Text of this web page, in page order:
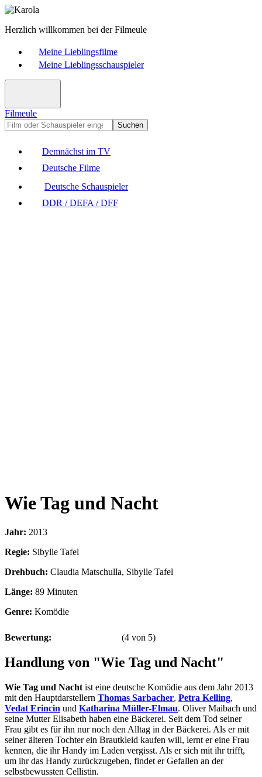
Herzlich willkommen bei der Filmeule
Meine Lieblingsfilme
Meine Lieblingsschauspieler
Filmeule
Suchen
Demnächst im TV
Deutsche Filme
Deutsche Schauspieler
DDR / DEFA / DFF
Wie Tag und Nacht
Jahr: 2013
Regie: Sibylle Tafel
Drehbuch: Claudia Matschulla, Sibylle Tafel
Länge: 89 Minuten
Genre: Komödie
Bewertung: (4 von 5)
Handlung von "Wie Tag und Nacht"
Wie Tag und Nacht ist eine deutsche Komödie aus dem Jahr 2013
mit den Hauptdarstellern Thomas Sarbacher, Petra Kelling,
Vedat Erincin und Katharina Müller-Elmau. Oliver Maibach und
seine Mutter Elisabeth haben eine Bäckerei. Seit dem Tod seiner
Frau gibt es für ihn nur noch den Alltag in der Bäckerei. Als er mit
seiner älteren Tochter ein Brautkleid kaufen will, lernt er eine Frau
kennen, die ihr Handy im Laden vergisst. Als er sich mit ihr trifft,
um ihr das Handy zurückzugeben, findet er Gefallen an der
selbstbewussten Cellistin.